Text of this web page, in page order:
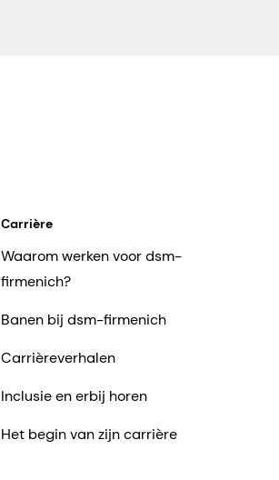
Carrière
Waarom werken voor dsm-
firmenich?
Banen bij dsm-firmenich
Carrièreverhalen
Inclusie en erbij horen
Het begin van zijn carrière